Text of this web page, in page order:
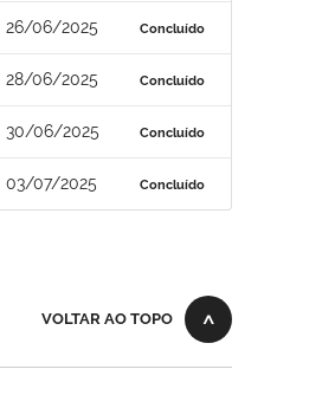
26/06/2025 Concluído
28/06/2025 Concluído
30/06/2025 Concluído
03/07/2025 Concluído
VOLTAR AO TOPO